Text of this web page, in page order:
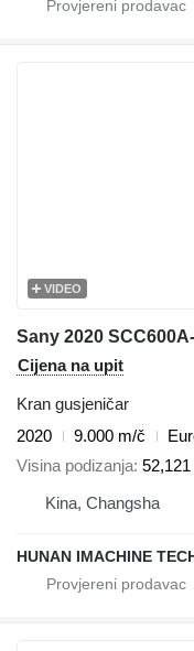
VIDEO
Cijena na upit
Kran gusjeničar
2020
9.000 m/č
Visina podizanja 52,121
Kina, Changsha
HUNAN IMACHINE